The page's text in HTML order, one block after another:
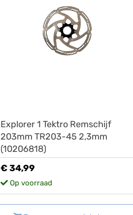
Explorer 1 Tektro Remschijf
203mm TR203-45 2,3mm
(10206818)
€ 34,99
Op voorraad